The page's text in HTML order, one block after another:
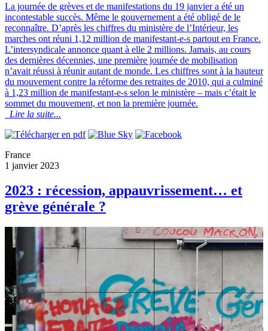
La journée de grèves et de manifestations du 19 janvier a été un
incontestable succès. Même le gouvernement a été obligé de le
reconnaître. D’après les chiffres du ministère de l’Intérieur, les
marches ont réuni 1,12 million de manifestant-e-s partout en France.
L’intersyndicale annonce quant à elle 2 millions. Jamais, au cours
des dernières décennies, une première journée de mobilisation
n’avait réussi à réunir autant de monde. Les chiffres sont à la hauteur
du mouvement contre la réforme des retraites de 2010, qui a culminé
à 1,23 million de manifestant-e-s selon le ministère – mais c’était le
sommet du mouvement, et non la première journée.
Lire la suite...
France
1 janvier 2023
2023 : récession, appauvrissement… et
grève générale ?